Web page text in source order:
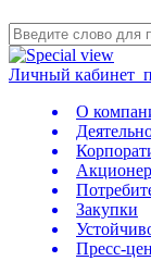
Личный кабинет
О
Закупки
Пресс-